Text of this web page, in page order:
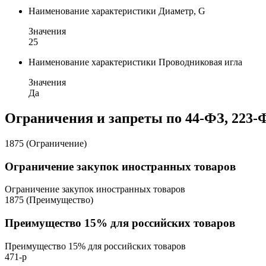
Наименование характеристики Диаметр, G
Значения
25
Наименование характеристики Проводниковая игла
Значения
Да
Ограничения и запреты по 44-ФЗ, 223-
1875 (Ограничение)
Ограничение закупок иностранных товаров
Ограничение закупок иностранных товаров
1875 (Преимущество)
Преимущество 15% для российских товаров
Преимущество 15% для российских товаров
471-р